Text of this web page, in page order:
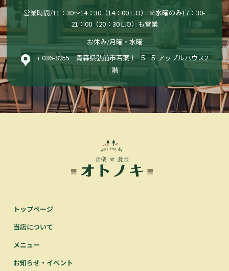
営業時間/11：30〜14：30（14：00 L.O） ※水曜のみ17：30-
21：00（20：30 L.O）も営業
お休み/月曜・水曜
〒036-8255 青森県弘前市若葉１−５−５ アップルハウス2
階
トップページ
当店について
メニュー
お知らせ・イベント